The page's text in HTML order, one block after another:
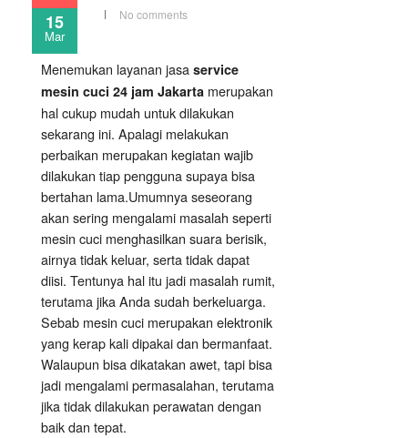
15
Mar
No comments
Menemukan layanan jasa service
mesin cuci 24 jam Jakarta merupakan
hal cukup mudah untuk dilakukan
sekarang ini. Apalagi melakukan
perbaikan merupakan kegiatan wajib
dilakukan tiap pengguna supaya bisa
bertahan lama.Umumnya seseorang
akan sering mengalami masalah seperti
mesin cuci menghasilkan suara berisik,
airnya tidak keluar, serta tidak dapat
diisi. Tentunya hal itu jadi masalah rumit,
terutama jika Anda sudah berkeluarga.
Sebab mesin cuci merupakan elektronik
yang kerap kali dipakai dan bermanfaat.
Walaupun bisa dikatakan awet, tapi bisa
jadi mengalami permasalahan, terutama
jika tidak dilakukan perawatan dengan
baik dan tepat.